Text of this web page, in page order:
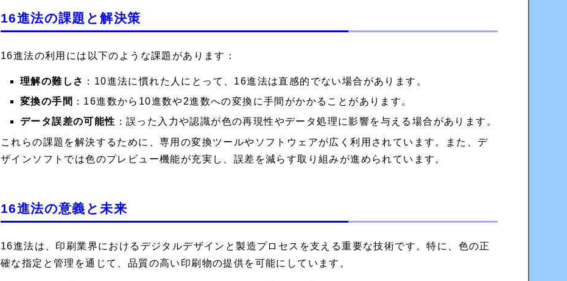
16進法の課題と解決策
16進法の利用には以下のような課題があります：
理解の難しさ ：10進法に慣れた人にとって、16進法は直感的でない場合があります。
変換の手間 ：16進数から10進数や2進数への変換に手間がかかることがあります。
データ誤差の可能性 ：誤った入力や認識が色の再現性やデータ処理に影響を与える場合があります。
これらの課題を解決するために、専用の変換ツールやソフトウェアが広く利用されています。また、デ
ザインソフトでは色のプレビュー機能が充実し、誤差を減らす取り組みが進められています。
16進法の意義と未来
16進法は、印刷業界におけるデジタルデザインと製造プロセスを支える重要な技術です。特に、色の正
確な指定と管理を通じて、品質の高い印刷物の提供を可能にしています。